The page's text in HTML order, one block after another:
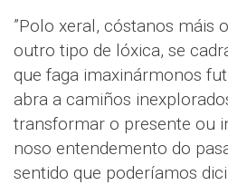
”Polo xeral, cóstanos máis
outro tipo de lóxica, se
que faga imaxinármonos
abra a camiños
transformar o presente ou
noso entendemento do
sentido que poderíamos